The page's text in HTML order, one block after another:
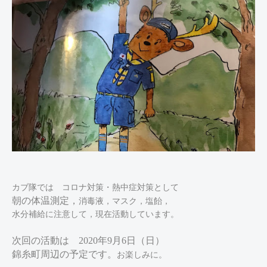
カブ隊では コロナ対策・熱中症対策として
朝の体温測定， 消毒液，マスク，塩飴，
水分補給に注意 して，現在活動しています。
次回の活動は 2020年9月6日（日）
錦糸町周辺の予定です。
お楽しみに。